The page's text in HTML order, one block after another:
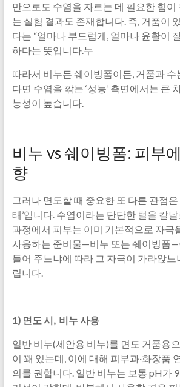
만으로도 수염을 자르는 데 필요한 힘
는 실험 결과도 존재합니다. 즉, 거품이
다는 “얼마나 부드럽게, 얼마나 윤활이
하다는 뜻입니다.누
따라서 비누든 쉐이빙폼이든, 거품과 수
다면 수염을 깎는 ‘성능’ 측면에서는 큰
능성이 높습니다.
비누 vs 쉐이빙폼: 피부
향
그러나 면도할 때 중요한 또 다른 관점은
태’입니다. 수염이라는 단단한 털을 칼
과정에서 피부는 이미 기본적으로 자극
사용하는 준비물—비누 또는 쉐이빙폼—
들어 주느냐에 따라 그 자극이 가라앉
립니다.
1) 면도 시, 비누 사용
일반 비누(세안용 비누)를 면도 거품용
이 꽤 있는데, 이에 대해 피부과·화장품
의를 권합니다. 일반 비누는 보통 pH가